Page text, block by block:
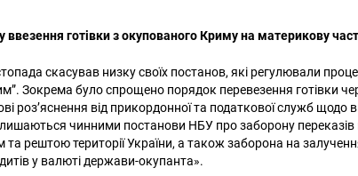
готівки з окупованого Криму на материкову
скасував низку своїх постанов, які регулювали
Зокрема було спрощено порядок перевезення готівки
роз’яснення від прикордонної та податкової служб щодо
чинними постанови НБУ про заборону переказів
рештою території України, а також заборона на
у валюті держави-окупанта».